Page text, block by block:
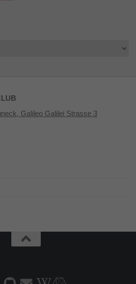
Galileo Galilei Strasse 3